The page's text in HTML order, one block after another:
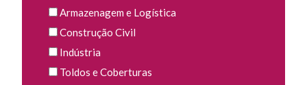
Armazenagem e Logística
Construção Civil
Indústria
Toldos e Coberturas